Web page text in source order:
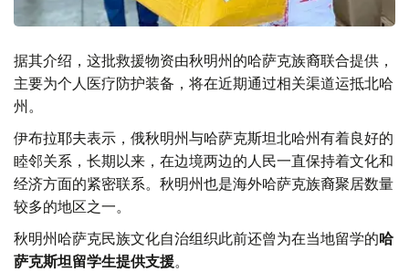
据其介绍，这批救援物资由秋明州的哈萨克族裔联合提供，
主要为个人医疗防护装备，将在近期通过相关渠道运抵北哈
州。
伊布拉耶夫表示，俄秋明州与哈萨克斯坦北哈州有着良好的
睦邻关系，长期以来，在边境两边的人民一直保持着文化和
经济方面的紧密联系。秋明州也是海外哈萨克族裔聚居数量
较多的地区之一。
秋明州哈萨克民族文化自治组织此前还曾为在当地留学的哈
萨克斯坦留学生提供支援。